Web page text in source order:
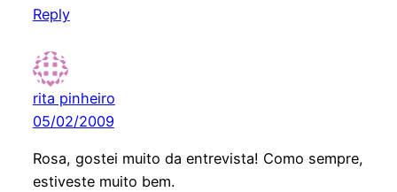
Reply
rita pinheiro
05/02/2009
Rosa, gostei muito da entrevista! Como sempre,
estiveste muito bem.